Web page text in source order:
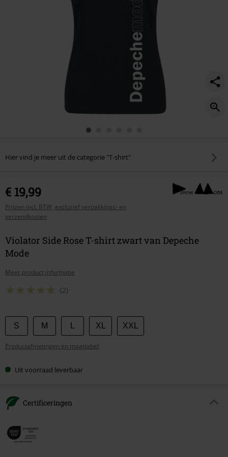
Hier vind je meer uit de categorie "T-shirt"
€ 19,99
Prijzen incl. BTW, exclusief verpakkings- en
verzendkosten
Violator Side Rose T-shirt zwart van Depeche
Mode
Meer product informatie
(2)
Kies
je
maat
S M XL XXL
Productafmetingen en maattabel
Uit voorraad leverbaar
Certificeringen